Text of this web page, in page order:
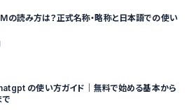
読み方は？正式名称・略称と日本語での使い
の使い方ガイド｜無料で始める基本から